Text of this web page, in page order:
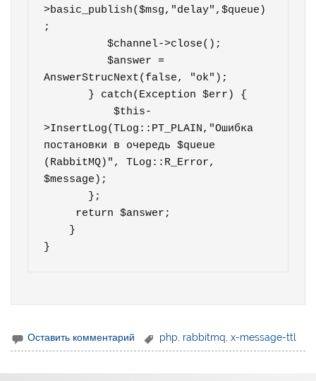
>basic_publish($msg,"delay",$queue)
;
          $channel->close();
          $answer =
AnswerStrucNext(false, "ok");
           $this-
>InsertLog(TLog::PT_PLAIN,"Ошибка
постановки в очередь $queue
(RabbitMQ)", TLog::R_Error,
$message);
}
Оставить комментарий php rabbitmq ,x-message-ttl